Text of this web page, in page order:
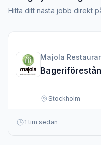
Hitta ditt nästa jobb direkt
Majola
Stockholm
1 tim sedan